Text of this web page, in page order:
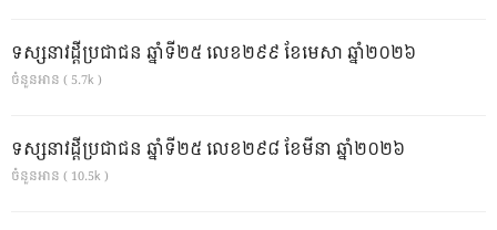
ទស្សនាវដ្ដីប្រជាជន ឆ្នាំទី២៥ លេខ២៩៩ ខែមេសា ឆ្នាំ២០២៦
ចំនួនអាន ( 5.7k )
ទស្សនាវដ្ដីប្រជាជន ឆ្នាំទី២៥ លេខ២៩៨ ខែមីនា ឆ្នាំ២០២៦
ចំនួនអាន ( 10.5k )